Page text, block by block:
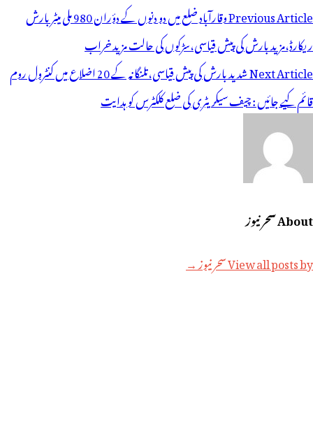
پوسٹوں
کی
نیویگیشن
Previous Article
وقارآباد ضلع میں دو دنوں کے دؤران 980 ملی میٹر بارش
ریکارڈ،مزید بارش کی پیش قیاسی،سڑکوں کی حالت مزید خراب
Next Article
شدید بارش کی پیش قیاسی،تلنگانہ کے 20 اضلاع میں کنٹرول روم
قائم کیے جائیں : چیف سیکریٹری کی ضلع کلکٹرس کو ہدایت
About سحر نیوز
View all posts by سحر نیوز →